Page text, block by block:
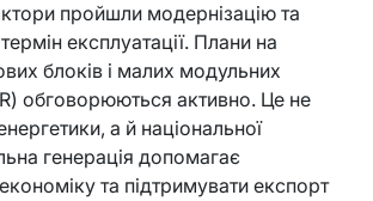
пройшли модернізацію та
експлуатації. Плани на
блоків і малих модульних
обговорюються активно. Це не
а й національної
генерація допомагає
та підтримувати експорт